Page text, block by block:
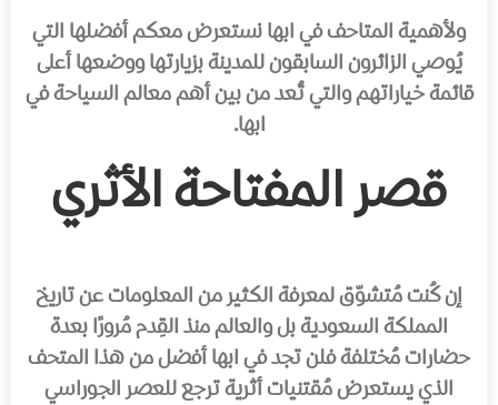
ولأهمية المتاحف في ابها نستعرض معكم أفضلها التي
يُوصي الزائرون السابقون للمدينة بزيارتها ووضعها أعلى
قائمة خياراتهم والتي تُعد من بين أهم معالم السياحة في
ابها.
قصر المفتاحة الأثري
إن كُنت مُتشوّق لمعرفة الكثير من المعلومات عن تاريخ
المملكة السعودية بل والعالم منذ القِدم مُرورًا بعدة
حضارات مُختلفة فلن تجد في ابها أفضل من هذا المتحف
الذي يستعرض مُقتنيات أثرية ترجع للعصر الجوراسي